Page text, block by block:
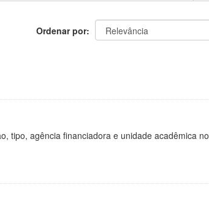
Ordenar por
tipo, agência financiadora e unidade acadêmica no